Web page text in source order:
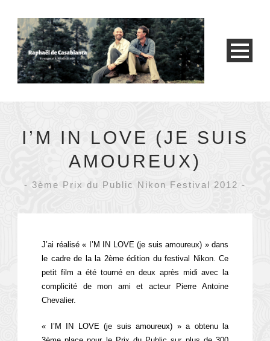
I’M IN LOVE (JE SUIS
AMOUREUX)
- 3ème Prix du Public Nikon Festival 2012 -
J’ai réalisé « I’M IN LOVE (je suis amoureux) » dans
le cadre de la la 2ème édition du festival Nikon. Ce
petit film a été tourné en deux après midi avec la
complicité de mon ami et acteur Pierre Antoine
Chevalier.
« I’M IN LOVE (je suis amoureux) » a obtenu la